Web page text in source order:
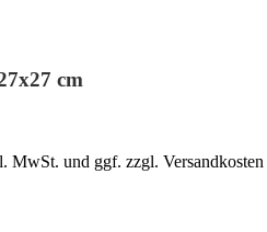
cm
und ggf. zzgl. Versandkosten